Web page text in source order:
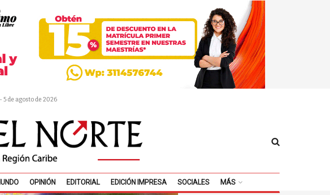
5 de agosto de 2026
OPINIÓN EDITORIAL EDICIÓN IMPRESA SOCIALES MÁS